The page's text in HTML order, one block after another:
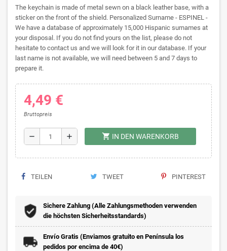
The keychain is made of metal sewn on a black leather base, with a
sticker on the front of the shield. Personalized Surname - ESPINEL -
We have a database of approximately 15,000 Hispanic surnames at
your disposal. If you do not find yours on the list, please do not
hesitate to contact us and we will look for it in our database. If your
last name is not available, we will need between 5 and 7 days to
prepare it.
4,49 €
Bruttopreis
remove add shopping_cart IN DEN WARENKORB
TEILEN TWEET PINTEREST
Sichere Zahlung (Alle Zahlungsmethoden verwenden
die höchsten Sicherheitsstandards)
Envío Gratis (Enviamos gratuito en Península los
pedidos por encima de 40€)